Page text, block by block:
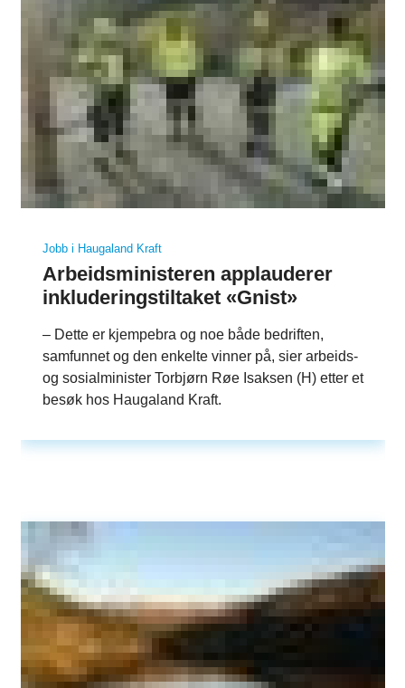
Jobb i Haugaland Kraft
Arbeidsministeren applauderer
inkluderingstiltaket «Gnist»
– Dette er kjempebra og noe både bedriften,
samfunnet og den enkelte vinner på, sier arbeids-
og sosialminister Torbjørn Røe Isaksen (H) etter et
besøk hos Haugaland Kraft.